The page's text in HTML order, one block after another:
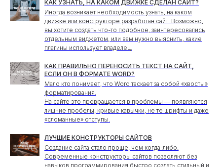
КАК УЗНАТЬ, НА КАКОМ ДВИЖКЕ СДЕЛАН САЙТ?
Иногда возникает необходимость узнать, на каком
движке или конструкторе разработан сайт. Возможно,
вы хотите создать что-то подобное, заинтересовались
отдельным виджетом, или вам нужно выяснить, какие
плагины использует владелец.
КАК ПРАВИЛЬНО ПЕРЕНОСИТЬ ТЕКСТ НА САЙТ,
ЕСЛИ ОН В ФОРМАТЕ WORD?
Мало кто понимает, что Word таскает за собой «хвосты»
форматирования.
На сайте это превращается в проблемы — появляются
лишние пробелы, кривые кавычки, не те шрифты и даже
«сломанные» отступы.
ЛУЧШИЕ КОНСТРУКТОРЫ САЙТОВ
Создание сайта стало проще, чем когда-либо.
Современные конструкторы сайтов позволяют без
навыков программирования быстро создать стильный и